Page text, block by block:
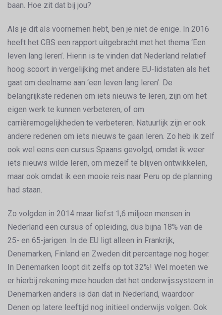
baan. Hoe zit dat bij jou?
Als je dit als voornemen hebt, ben je niet de enige. In 2016
heeft het CBS een rapport uitgebracht met het thema ‘Een
leven lang leren’. Hierin is te vinden dat Nederland relatief
hoog scoort in vergelijking met andere EU-lidstaten als het
gaat om deelname aan ‘een leven lang leren’. De
belangrijkste redenen om iets nieuws te leren, zijn om het
eigen werk te kunnen verbeteren, of om
carrièremogelijkheden te verbeteren. Natuurlijk zijn er ook
andere redenen om iets nieuws te gaan leren. Zo heb ik zelf
ook wel eens een cursus Spaans gevolgd, omdat ik weer
iets nieuws wilde leren, om mezelf te blijven ontwikkelen,
maar ook omdat ik een mooie reis naar Peru op de planning
had staan.
Zo volgden in 2014 maar liefst 1,6 miljoen mensen in
Nederland een cursus of opleiding, dus bijna 18% van de
25- en 65-jarigen. In de EU ligt alleen in Frankrijk,
Denemarken, Finland en Zweden dit percentage nog hoger.
In Denemarken loopt dit zelfs op tot 32%! Wel moeten we
er hierbij rekening mee houden dat het onderwijssysteem in
Denemarken anders is dan dat in Nederland, waardoor
Denen op latere leeftijd nog initieel onderwijs volgen. Ook